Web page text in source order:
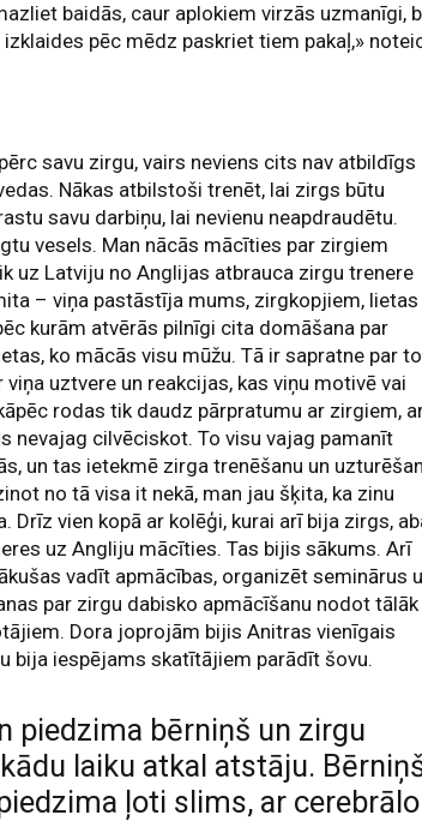
baidās, caur aplokiem virzās uzmanīgi,
pēc mēdz paskriet tiem pakaļ,»
savu zirgu, vairs neviens cits nav atbildīgs
Nākas atbilstoši trenēt, lai zirgs būtu
savu darbiņu, lai nevienu neapdraudētu.
vesels. Man nācās mācīties par zirgiem
uz Latviju no Anglijas atbrauca zirgu trenere
– viņa pastāstīja mums, zirgkopjiem, lietas
kurām atvērās pilnīgi cita domāšana par
ko mācās visu mūžu. Tā ir sapratne par
viņa uztvere un reakcijas, kas viņu motivē vai
rodas tik daudz pārpratumu ar zirgiem,
nevajag cilvēciskot. To visu vajag pamanīt
un tas ietekmē zirga trenēšanu un
no tā visa it nekā, man jau šķita, ka zinu
Drīz vien kopā ar kolēģi, kurai arī bija zirgs,
uz Angliju mācīties. Tas bijis sākums. Arī
vadīt apmācības, organizēt seminārus
par zirgu dabisko apmācīšanu nodot tālāk
Dora joprojām bijis Anitras vienīgais
bija iespējams skatītājiem parādīt šovu.
piedzima bērniņš un zirgu
laiku atkal atstāju.
ļoti slims, ar cerebrālo